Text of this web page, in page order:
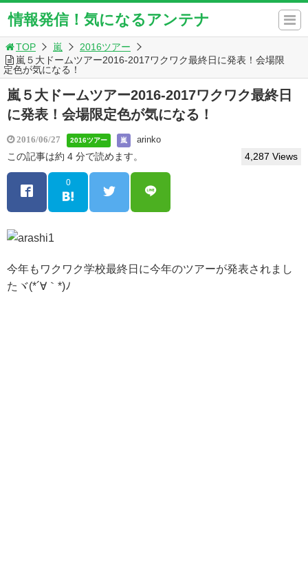
情報発信！気になるアンテナ
TOP 嵐
2016ツアー
嵐５大ドームツアー2016-2017ワクワク最終日に発表！会場限
定色が気になる！
嵐５大ドームツアー2016-2017ワクワク最終日
に発表！会場限定色が気になる！
2016/06/27 2016ツアー 嵐 arinko
この記事は約 4 分で読めます。 4,287 Views
0
今年もワクワク学校最終日に今年のツアーが発表されまし
たヾ(*´∀｀*)ﾉ